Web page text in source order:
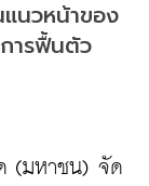
นวหน้าของ
ารฟื้นตัว
(มหาชน) จัด